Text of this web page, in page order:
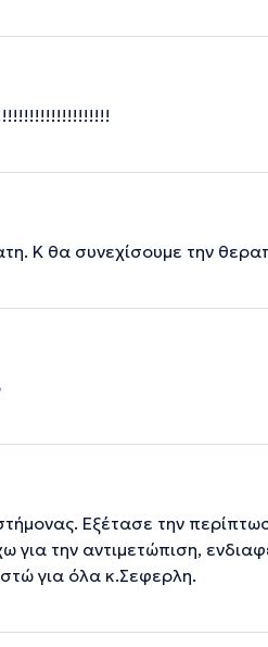
Κ θα συνεχίσουμε την
Εξέτασε την
για την αντιμετώπιση,
για όλα κ.Σεφερλη.